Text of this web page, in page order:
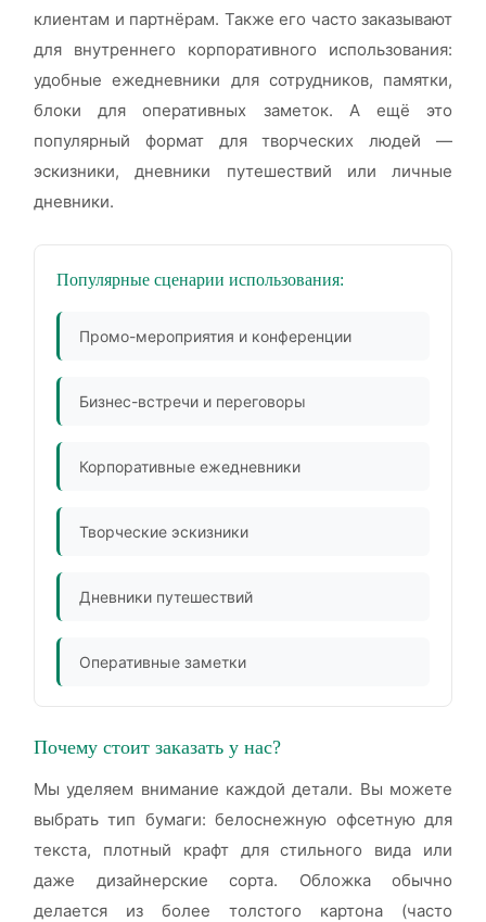
клиентам и партнёрам. Также его часто заказывают
для внутреннего корпоративного использования:
удобные ежедневники для сотрудников, памятки,
блоки для оперативных заметок. А ещё это
популярный формат для творческих людей —
эскизники, дневники путешествий или личные
дневники.
Популярные сценарии использования:
Промо-мероприятия и конференции
Бизнес-встречи и переговоры
Корпоративные ежедневники
Творческие эскизники
Дневники путешествий
Оперативные заметки
Почему стоит заказать у нас?
Мы уделяем внимание каждой детали. Вы можете
выбрать тип бумаги: белоснежную офсетную для
текста, плотный крафт для стильного вида или
даже дизайнерские сорта. Обложка обычно
делается из более толстого картона (часто